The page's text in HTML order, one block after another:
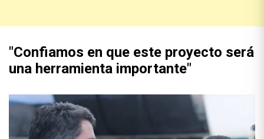
"Confiamos en que este proyecto será
una herramienta importante"